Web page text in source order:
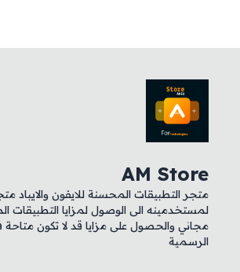
AM Store
متجر التطبيقات المحسنة للايفون والايباد
لمستخدمينه الى الوصول لمزايا التطبيقات
مجاني والحصول على مزايا قد لا تكون
الرسمية